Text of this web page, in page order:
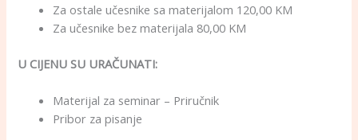
Za ostale učesnike sa materijalom 120,00 KM
Za učesnike bez materijala 80,00 KM
U CIJENU SU URAČUNATI:
Materijal za seminar – Priručnik
Pribor za pisanje